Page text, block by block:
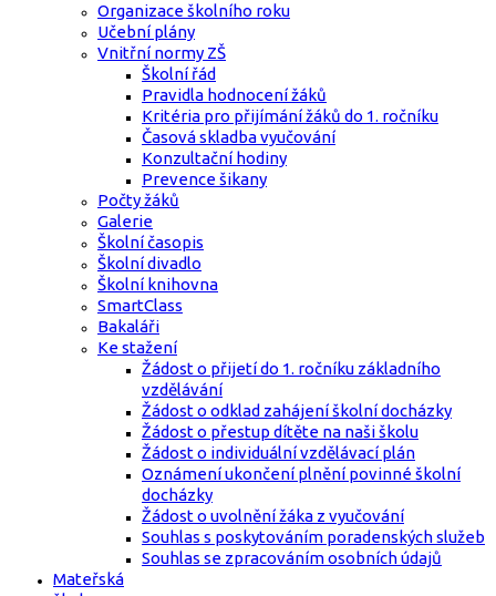
Organizace školního roku
Učební plány
Vnitřní normy ZŠ
Školní řád
Pravidla hodnocení žáků
Kritéria pro přijímání žáků do 1. ročníku
Časová skladba vyučování
Konzultační hodiny
Prevence šikany
Počty žáků
Galerie
Školní časopis
Školní divadlo
Školní knihovna
SmartClass
Bakaláři
Ke stažení
Žádost o přijetí do 1. ročníku základního
vzdělávání
Žádost o odklad zahájení školní docházky
Žádost o přestup dítěte na naši školu
Žádost o individuální vzdělávací plán
Oznámení ukončení plnění povinné školní
docházky
Žádost o uvolnění žáka z vyučování
Souhlas s poskytováním poradenských služeb
Souhlas se zpracováním osobních údajů
Mateřská